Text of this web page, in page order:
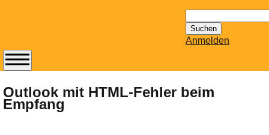
nach:
Anmelden
Outlook mit HTML-Fehler beim
Empfang
Abonnieren Sie den
14-tägig
erscheinenden
Newsletter von